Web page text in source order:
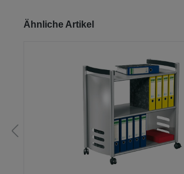
Produktgalerie überspringen
Ähnliche Artikel